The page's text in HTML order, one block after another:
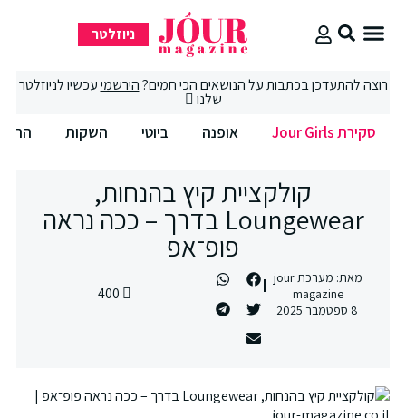
ניוזלטר
רוצה להתעדכן בכתבות על הנושאים הכי חמים?הירשמיעכשיו לניוזלטר
שלנו
סקירת Jour Girls אופנה ביוטי השקות
קולקציית קיץ בהנחות,
Loungewear בדרך – ככה נראה
פופ־אפ
מאת:
מערכת jour
magazine
8 ספטמבר 2025